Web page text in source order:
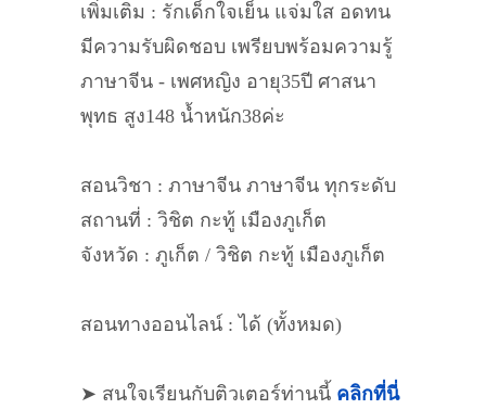
เพิ่มเติม : รักเด็กใจเย็น แจ่มใส อดทน
มีความรับผิดชอบ เพรียบพร้อมความรู้
ภาษาจีน - เพศหญิง อายุ35ปี ศาสนา
พุทธ สูง148 น้ำหนัก38ค่ะ
สอนวิชา : ภาษาจีน ภาษาจีน ทุกระดับ
สถานที่ : วิชิต กะทู้ เมืองภูเก็ต
จังหวัด : ภูเก็ต / วิชิต กะทู้ เมืองภูเก็ต
สอนทางออนไลน์ : ได้ (ทั้งหมด)
➤ สนใจเรียนกับติวเตอร์ท่านนี้ คลิกที่นี่